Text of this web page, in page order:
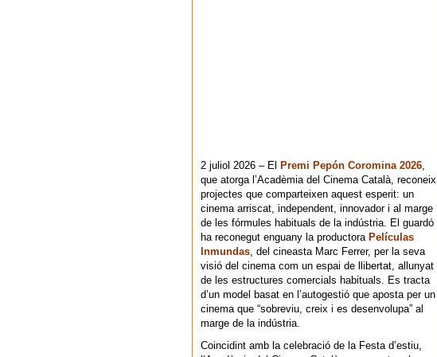
2 juliol 2026 – El Premi Pepón Coromina 2026,
que atorga l’Acadèmia del Cinema Català, reconeix
projectes que comparteixen aquest esperit: un
cinema arriscat, independent, innovador i al marge
de les fórmules habituals de la indústria. El guardó
ha reconegut enguany la productora Películas
Inmundas, del cineasta Marc Ferrer, per la seva
visió del cinema com un espai de llibertat, allunyat
de les estructures comercials habituals. Es tracta
d’un model basat en l’autogestió que aposta per un
cinema que “sobreviu, creix i es desenvolupa” al
marge de la indústria.
Coincidint amb la celebració de la Festa d’estiu,